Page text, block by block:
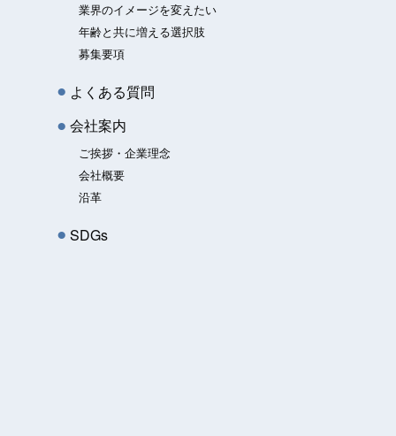
業界のイメージを変えたい
年齢と共に増える選択肢
募集要項
よくある質問
会社案内
ご挨拶・企業理念
会社概要
沿革
SDGs